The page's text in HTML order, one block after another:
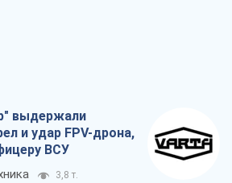
выдержали
и удар FPV-дрона,
ВСУ
3,8 т.